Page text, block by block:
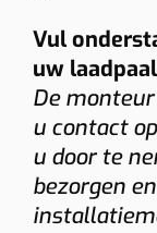
Vul
uw
De
u contact
u door te
bezorgen